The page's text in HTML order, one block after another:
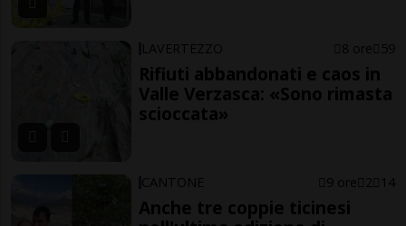
LAVERTEZZO 8 ore 59
Rifiuti abbandonati e caos in
Valle Verzasca: «Sono rimasta
scioccata»
CANTONE 9 ore 2 14
Anche tre coppie ticinesi